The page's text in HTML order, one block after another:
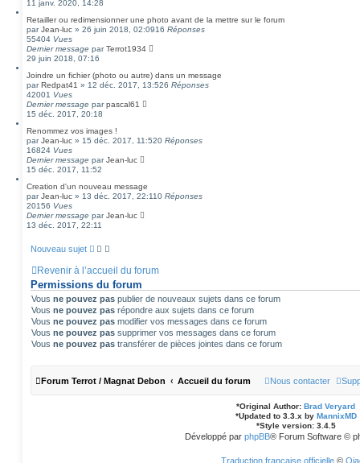
11 janv. 2020, 14:28
Retailler ou redimensionner une photo avant de la mettre sur le forum
parJean-luc » 26 juin 2018, 02:0916 Réponses
55404 Vues
Dernier message parTerrot1934
29 juin 2018, 07:16
Joindre un fichier (photo ou autre) dans un message
parRedpat41 » 12 déc. 2017, 13:526 Réponses
42001 Vues
Dernier message parpascal61
15 déc. 2017, 20:18
Renommez vos images !
parJean-luc » 15 déc. 2017, 11:520 Réponses
16824 Vues
Dernier message parJean-luc
15 déc. 2017, 11:52
Creation d'un nouveau message
parJean-luc » 13 déc. 2017, 22:110 Réponses
20156 Vues
Dernier message parJean-luc
13 déc. 2017, 22:11
Nouveau sujet
Revenir à l’accueil du forum
Permissions du forum
Vous ne pouvez pas publier de nouveaux sujets dans ce forum
Vous ne pouvez pas répondre aux sujets dans ce forum
Vous ne pouvez pas modifier vos messages dans ce forum
Vous ne pouvez pas supprimer vos messages dans ce forum
Vous ne pouvez pas transférer de pièces jointes dans ce forum
Forum Terrot / Magnat Debon Accueil du forum Nous contacter
*Original Author: Brad Veryard
*Updated to 3.3.x by MannixMD
*Style version: 3.4.5
Développé par phpBB® Forum Software ©
Traduction française officielle©